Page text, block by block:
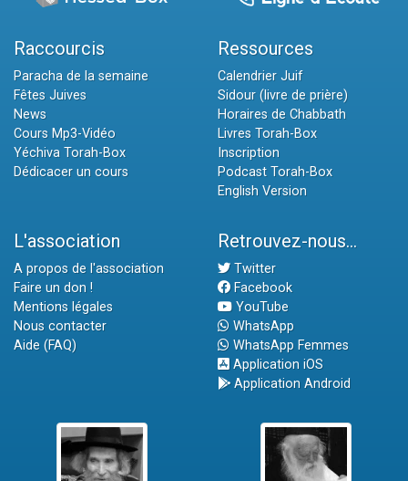
Raccourcis
Paracha de la semaine
Fêtes Juives
News
Cours Mp3-Vidéo
Yéchiva Torah-Box
Dédicacer un cours
Ressources
Calendrier Juif
Sidour (livre de prière)
Horaires de Chabbath
Livres Torah-Box
Inscription
Podcast Torah-Box
English Version
L'association
A propos de l'association
Faire un don !
Mentions légales
Nous contacter
Aide (FAQ)
Retrouvez-nous...
Twitter
Facebook
YouTube
WhatsApp
WhatsApp Femmes
Application iOS
Application Android